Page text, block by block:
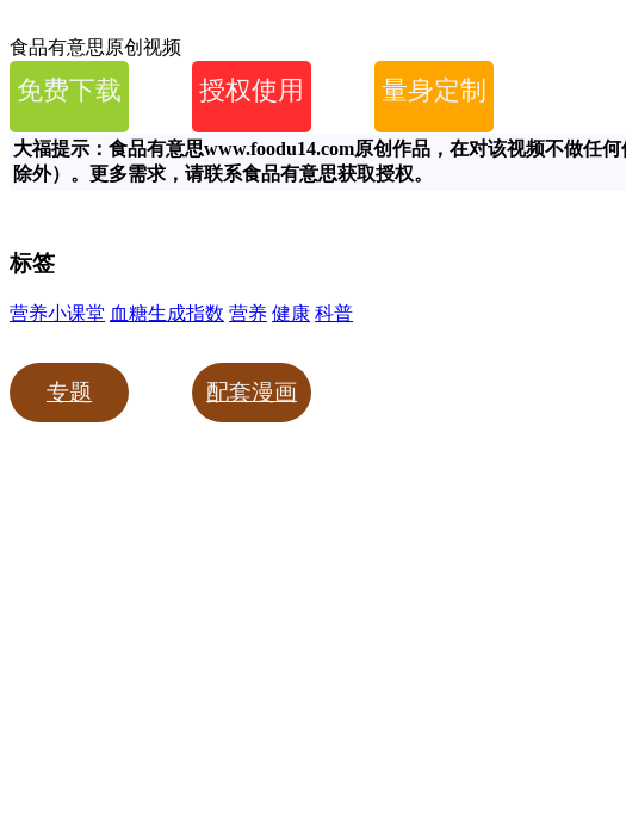
食品有意思原创视频
免费下载 授权使用 量身定制
大福提示：食品有意思www.foodu14.com原创作品，在对该视频不做任
除外）。更多需求，请联系食品有意思获取授权。
标签
营养小课堂 血糖生成指数 营养 健康 科普
专题 配套漫画